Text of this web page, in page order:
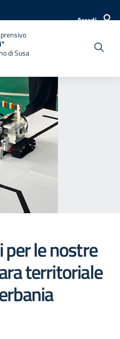
Accedi
di Susa
le nostre
territoriale